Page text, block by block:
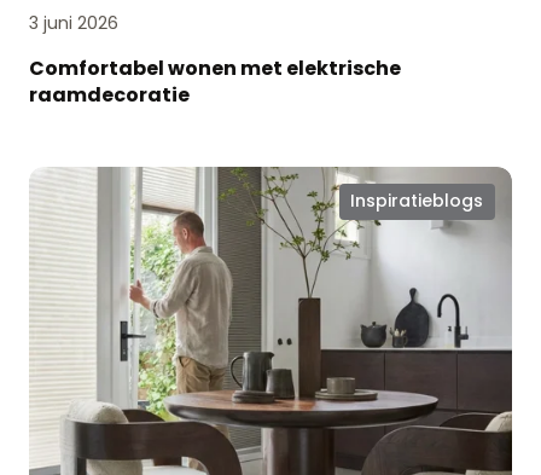
3 juni 2026
Comfortabel wonen met elektrische
raamdecoratie
Inspiratieblogs
Slimme
raamoplossingen:
EasyClick®
en
EasyEdge®